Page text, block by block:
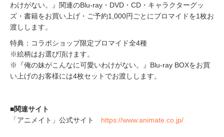
わけがない。』関連のBlu-ray・DVD・CD・キャラクターグッ
ズ・書籍をお買い上げ・ご予約1,000円ごとにブロマイドを1枚お
渡しします。
特典：コラボショップ限定ブロマイド全4種
※絵柄はお選び頂けます。
※『俺の妹がこんなに可愛いわけがない。』Blu-ray BOXをお買
い上げのお客様には4枚セットでお渡しします。
■関連サイト
「アニメイト」公式サイト https://www.animate.co.jp/